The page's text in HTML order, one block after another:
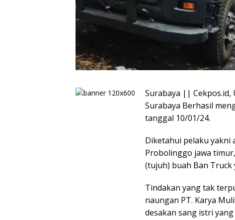
Surabaya || Cekpos.id,
Surabaya Berhasil
tanggal 10/01/24.
Diketahui pelaku yakni
Probolinggo jawa
(tujuh) buah Ban Truck
Tindakan yang tak
naungan PT. Karya
desakan sang istri